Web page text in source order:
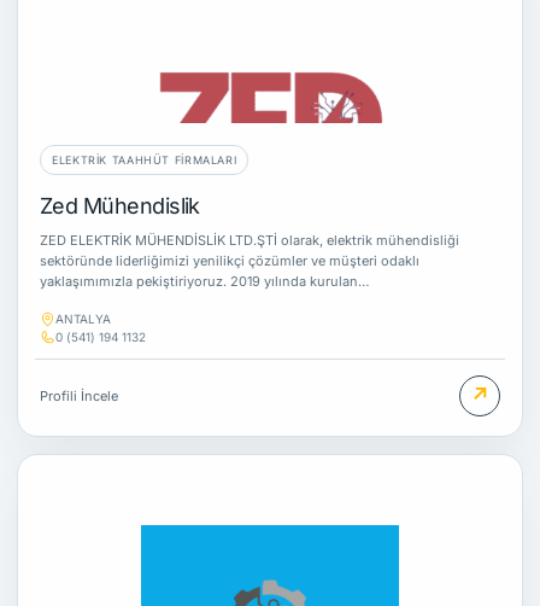
ELEKTRIK TAAHHÜT FIRMALARI
Zed Mühendislik
ZED ELEKTRİK MÜHENDİSLİK LTD.ŞTİ olarak, elektrik mühendisliği
sektöründe liderliğimizi yenilikçi çözümler ve müşteri odaklı
yaklaşımımızla pekiştiriyoruz. 2019 yılında kurulan…
ANTALYA
0 (541) 194 1132
Profili İncele ↗